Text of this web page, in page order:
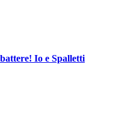
Io e Spalletti